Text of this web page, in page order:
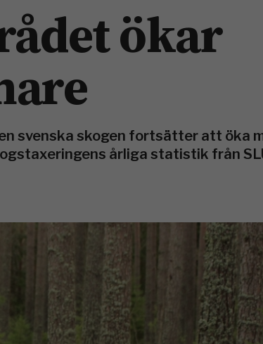
ökar
svenska skogen fortsätter att öka
årliga statistik från